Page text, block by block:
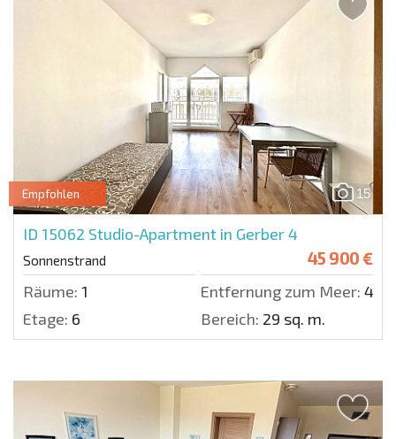
15
Empfohlen
ID 15062 Studio-Apartment in Gerber 4
Sonnenstrand 45 900 €
Räume: 1 Entfernung zum Meer: 400
Etage: 6 Bereich: 29 sq. m.